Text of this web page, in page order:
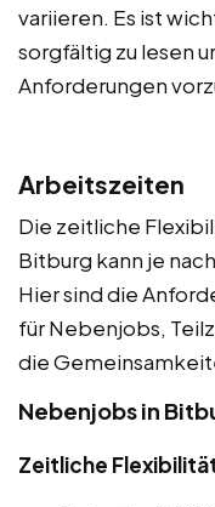
variieren. Es ist
sorgfältig zu lesen
Anforderungen
Arbeitszeiten
Die zeitliche
Bitburg kann je
Hier sind die
für Nebenjobs,
die
Nebenjobs in
Zeitliche